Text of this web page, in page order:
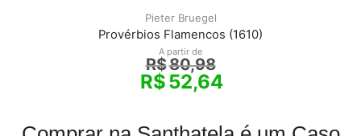
Pieter Bruegel
Provérbios Flamencos (1610)
A partir de
R$80,98
R$52,64